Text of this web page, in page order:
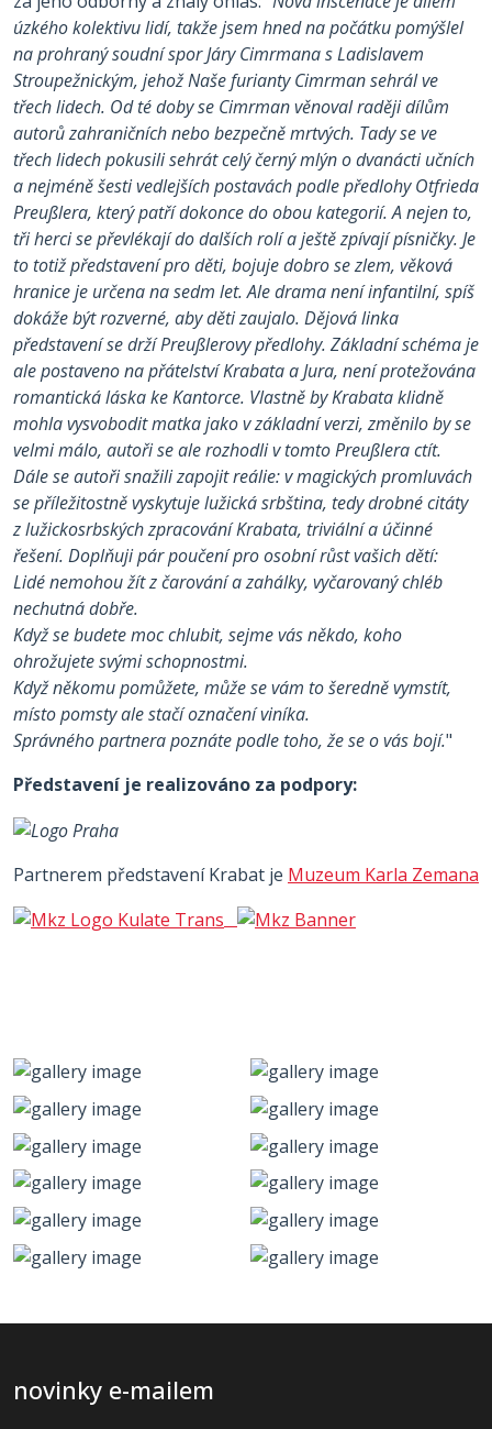
úzkého kolektivu lidí, takže jsem hned na počátku pomýšlel
na prohraný soudní spor Járy Cimrmana s Ladislavem
Stroupežnickým, jehož Naše furianty Cimrman sehrál ve
třech lidech. Od té doby se Cimrman věnoval raději dílům
autorů zahraničních nebo bezpečně mrtvých. Tady se ve
třech lidech pokusili sehrát celý černý mlýn o dvanácti učních
a nejméně šesti vedlejších postavách podle předlohy Otfrieda
Preußlera, který patří dokonce do obou kategorií. A nejen to,
tři herci se převlékají do dalších rolí a ještě zpívají písničky. Je
to totiž představení pro děti, bojuje dobro se zlem, věková
hranice je určena na sedm let. Ale drama není infantilní, spíš
dokáže být rozverné, aby děti zaujalo. Dějová linka
představení se drží Preußlerovy předlohy. Základní schéma je
ale postaveno na přátelství Krabata a Jura, není protežována
romantická láska ke Kantorce. Vlastně by Krabata klidně
mohla vysvobodit matka jako v základní verzi, změnilo by se
velmi málo, autoři se ale rozhodli v tomto Preußlera ctít.
Dále se autoři snažili zapojit reálie: v magických promluvách
se příležitostně vyskytuje lužická srbština, tedy drobné citáty
z lužickosrbských zpracování Krabata, triviální a účinné
řešení. Doplňuji pár poučení pro osobní růst vašich dětí:
Lidé nemohou žít z čarování a zahálky, vyčarovaný chléb
nechutná dobře.
Když se budete moc chlubit, sejme vás někdo, koho
ohrožujete svými schopnostmi.
Když někomu pomůžete, může se vám to šeredně vymstít,
místo pomsty ale stačí označení viníka.
Správného partnera poznáte podle toho, že se o vás bojí."
Představení je realizováno za podpory:
Partnerem představení Krabat je Muzeum Karla Zemana
novinky e-mailem